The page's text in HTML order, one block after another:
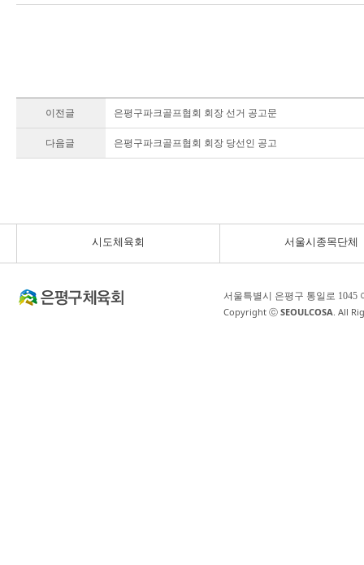
이전글 은평구파크골프협회 회장 선거 공고문
다음글 은평구파크골프협회 회장 당선인 공고
시도체육회 서울시종목단체
서울특별시 은평구 통일로 1045
Copyright ⓒ SEOULCOSA. All